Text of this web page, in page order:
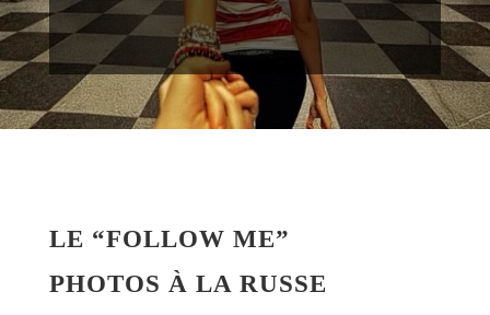
LE “FOLLOW ME”
PHOTOS À LA RUSSE